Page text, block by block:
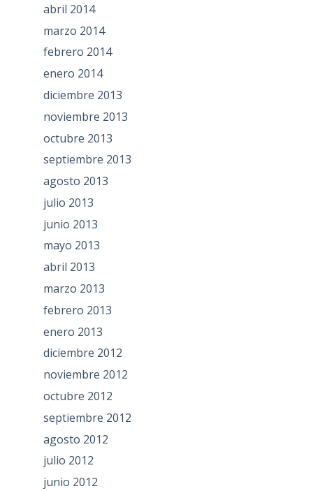
abril 2014
marzo 2014
febrero 2014
enero 2014
diciembre 2013
noviembre 2013
octubre 2013
septiembre 2013
agosto 2013
julio 2013
junio 2013
mayo 2013
abril 2013
marzo 2013
febrero 2013
enero 2013
diciembre 2012
noviembre 2012
octubre 2012
septiembre 2012
agosto 2012
julio 2012
junio 2012